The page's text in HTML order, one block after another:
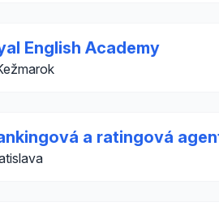
English Academy
a ratingová